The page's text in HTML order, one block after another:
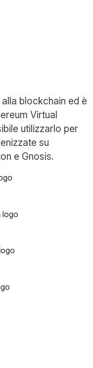
blockchain ed è
Virtual
utilizzarlo per
su
e Gnosis.